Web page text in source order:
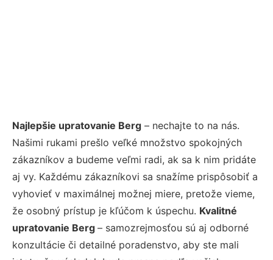
Najlepšie upratovanie Berg – nechajte to na nás.
Našimi rukami prešlo veľké množstvo spokojných
zákazníkov a budeme veľmi radi, ak sa k nim pridáte
aj vy. Každému zákazníkovi sa snažíme prispôsobiť a
vyhovieť v maximálnej možnej miere, pretože vieme,
že osobný prístup je kľúčom k úspechu. Kvalitné
upratovanie Berg – samozrejmosťou sú aj odborné
konzultácie či detailné poradenstvo, aby ste mali